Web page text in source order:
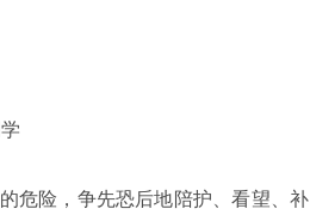
危险，争先恐后地陪护、看望、补